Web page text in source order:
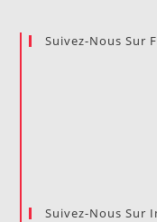
Suivez-Nous Sur
Suivez-Nous Sur